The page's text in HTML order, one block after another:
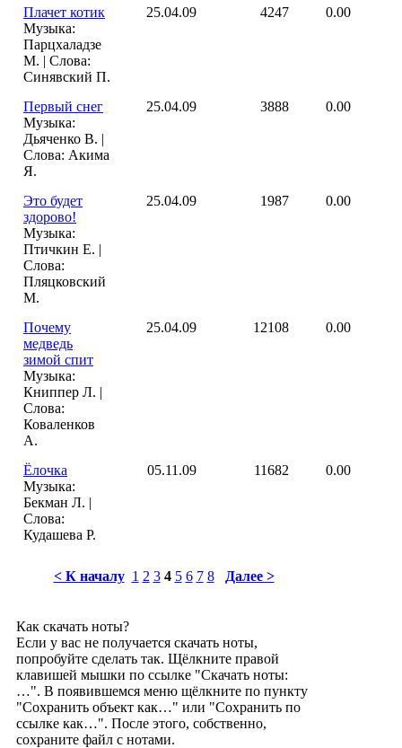
Плачет котик
Музыка:
Парцхаладзе
М. | Слова:
Синявский П.
25.04.09 4247 0.00
Первый снег
Музыка:
Дьяченко В. |
Слова: Акима
Я.
25.04.09 3888 0.00
Это будет
здорово!
Музыка:
Птичкин Е. |
Слова:
Пляцковский
М.
25.04.09 1987 0.00
Почему
медведь
зимой спит
Музыка:
Книппер Л. |
Слова:
Коваленков
А.
25.04.09 12108 0.00
Ёлочка
Музыка:
Бекман Л. |
Слова:
Кудашева Р.
05.11.09 11682 0.00
< К началу 1 2 3 4 5 6 7 8 Далее >
Как скачать ноты?
Если у вас не получается скачать ноты,
попробуйте сделать так. Щёлкните правой
клавишей мышки по ссылке "Скачать ноты:
…". В появившемся меню щёлкните по пункту
"Сохранить объект как…" или "Сохранить по
ссылке как…". После этого, собственно,
сохраните файл с нотами.